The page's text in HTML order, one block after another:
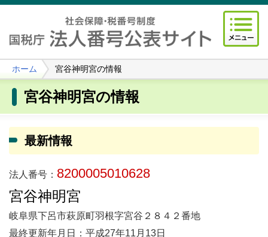
ホーム 宮谷神明宮の情報
宮谷神明宮の情報
最新情報
法人番号： 8200005010628
宮谷神明宮
岐阜県下呂市萩原町羽根字宮谷２８４２番地
最終更新年月日：平成27年11月13日